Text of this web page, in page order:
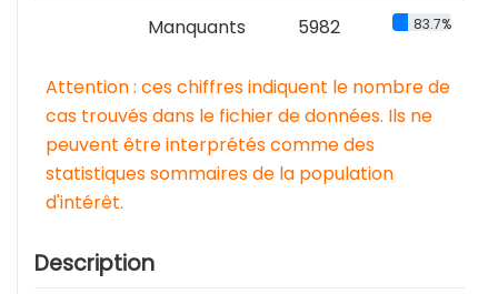
Manquants 5982 83.7%
Attention : ces chiffres indiquent le nombre de
cas trouvés dans le fichier de données. Ils ne
peuvent être interprétés comme des
statistiques sommaires de la population
d'intérêt.
Description